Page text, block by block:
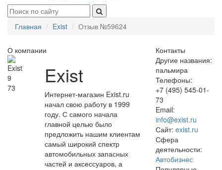
Главная Exist Отзыв №59624
О компании
9
73
Exist
Интернет-магазин Exist.ru
начал свою работу в 1999
году. С самого начала
главной целью было
предложить нашим клиентам
самый широкий спектр
автомобильных запасных
частей и аксессуаров, а
Контакты
Другие названия:
пальмира
Телефоны:
+7 (495) 545-01-
73
Email:
info@exist.ru
Сайт: exist.ru
Сфера
деятельности:
Автобизнес